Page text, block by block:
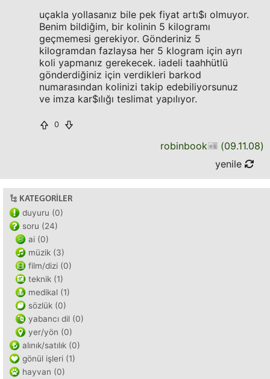
uçakla yollasanız bile pek fiyat artı$ı olmuyor.
Benim bildiğim, bir kolinin 5 kilogramı
geçmemesi gerekiyor. Gönderiniz 5
kilogramdan fazlaysa her 5 klogram için ayrı
koli yapmanız gerekecek. iadeli taahhütlü
gönderdiğiniz için verdikleri barkod
numarasından kolinizi takip edebiliyorsunuz
ve imza kar$ılığı teslimat yapılıyor.
0
robinbook (09.11.08)
yenile
KATEGORILER
duyuru (0)
soru (24)
ai (0)
müzik (3)
film/dizi (0)
teknik (1)
medikal (1)
sözlük (0)
yabancı dil (0)
yer/yön (0)
alınık/satılık (0)
gönül işleri (1)
hayvan (0)